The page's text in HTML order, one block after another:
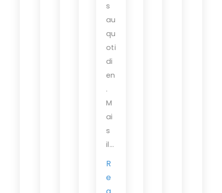
s
au
qu
oti
di
en
.
M
ai
s
il…
R
e